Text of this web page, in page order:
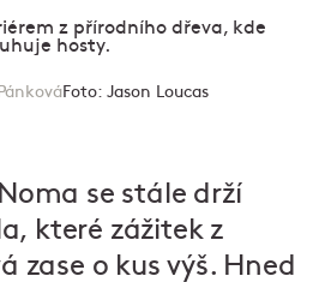
Foto: Jason Loucas
se stále drží
které zážitek z
zase o kus výš. Hned